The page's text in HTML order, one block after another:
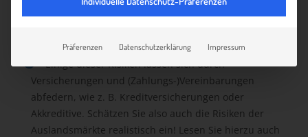
Risiko, etc.)
Einige dieser Risiken lassen sich durch
Versicherungen und (Zahlungs-)Vereinbarungen
abfedern, wie z. B. Kreditversicherungen oder
Akkreditive. Schätzen Sie also auch die Risiken der
Auslandsmärkte realistisch ein! Lesen Sie hierzu auch
Präferenzen Datenschutzerklärung Impressum